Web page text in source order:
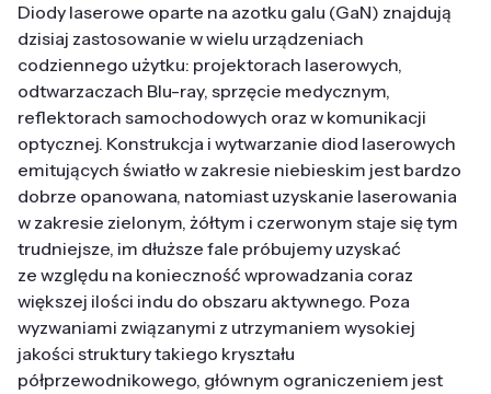
Diody laserowe oparte na azotku galu (GaN) znajdują
dzisiaj zastosowanie w wielu urządzeniach
codziennego użytku: projektorach laserowych,
odtwarzaczach Blu-ray, sprzęcie medycznym,
reflektorach samochodowych oraz w komunikacji
optycznej. Konstrukcja i wytwarzanie diod laserowych
emitujących światło w zakresie niebieskim jest bardzo
dobrze opanowana, natomiast uzyskanie laserowania
w zakresie zielonym, żółtym i czerwonym staje się tym
trudniejsze, im dłuższe fale próbujemy uzyskać
ze względu na konieczność wprowadzania coraz
większej ilości indu do obszaru aktywnego. Poza
wyzwaniami związanymi z utrzymaniem wysokiej
jakości struktury takiego kryształu
półprzewodnikowego, głównym ograniczeniem jest